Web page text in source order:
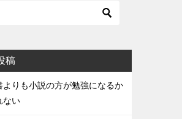
稿
よりも小説の方が勉強になるか
ない